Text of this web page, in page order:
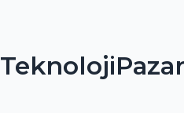
TeknolojiPazar